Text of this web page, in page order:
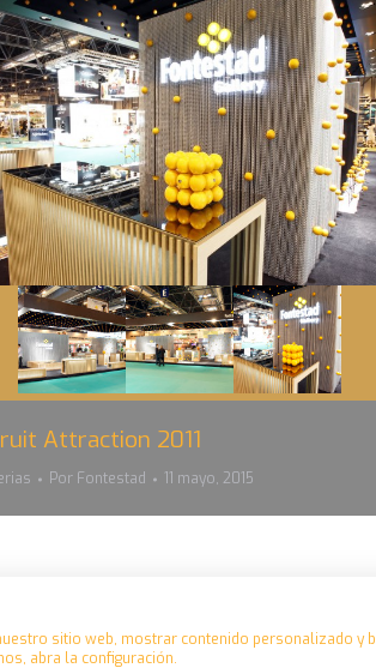
Attraction 2011
Por Fontestad 11 mayo, 2015
sitio web, mostrar contenido personalizado y
abra la configuración.